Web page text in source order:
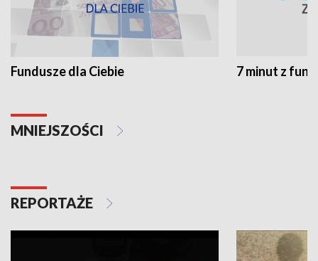
Fundusze dla Ciebie 7 minut z
MNIEJSZOŚCI
REPORTAŻE